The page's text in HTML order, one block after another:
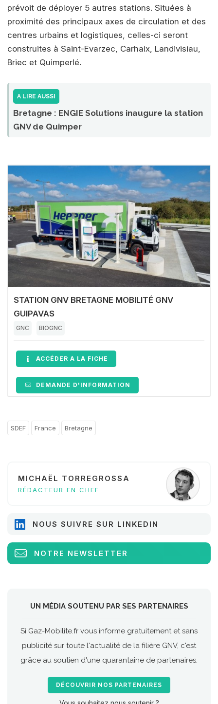
prévoit de déployer 5 autres stations. Situées à
proximité des principaux axes de circulation et des
centres urbains et logistiques, celles-ci seront
construites à Saint-Evarzec, Carhaix, Landivisiau,
Briec et Quimperlé.
A LIRE AUSSI
Bretagne : ENGIE Solutions inaugure la station
GNV de Quimper
STATION GNV BRETAGNE MOBILITÉ GNV
GUIPAVAS
GNC BIOGNC
ACCÉDER A LA FICHE
DEMANDE D'INFORMATION
SDEF France Bretagne
MICHAËL TORREGROSSA
RÉDACTEUR EN CHEF
NOUS SUIVRE SUR LINKEDIN
NOTRE NEWSLETTER
UN MÉDIA SOUTENU PAR SES PARTENAIRES
Si Gaz-Mobilite.fr vous informe gratuitement et sans
publicité sur toute l'actualité de la filière GNV, c'est
grâce au soutien d'une quarantaine de partenaires.
DÉCOUVRIR NOS PARTENAIRES